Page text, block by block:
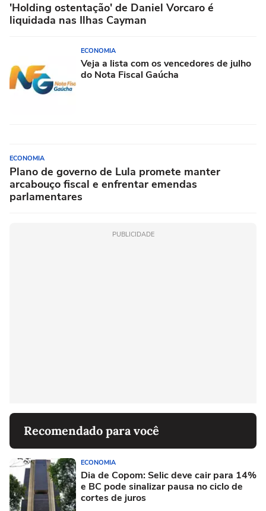
'Holding ostentação' de Daniel Vorcaro é
liquidada nas Ilhas Cayman
ECONOMIA
Veja a lista com os vencedores de julho
do Nota Fiscal Gaúcha
ECONOMIA
Plano de governo de Lula promete manter
arcabouço fiscal e enfrentar emendas
parlamentares
PUBLICIDADE
Recomendado para você
ECONOMIA
Dia de Copom: Selic deve cair para 14%
e BC pode sinalizar pausa no ciclo de
cortes de juros